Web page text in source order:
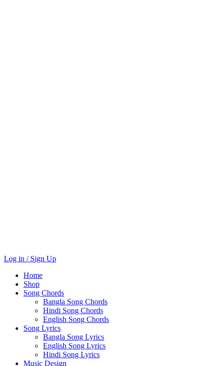
Log in / Sign Up
Home
Shop
Song Chords
Bangla Song Chords
Hindi Song Chords
English Song Chords
Song Lyrics
Bangla Song Lyrics
English Song Lyrics
Hindi Song Lyrics
Music Design